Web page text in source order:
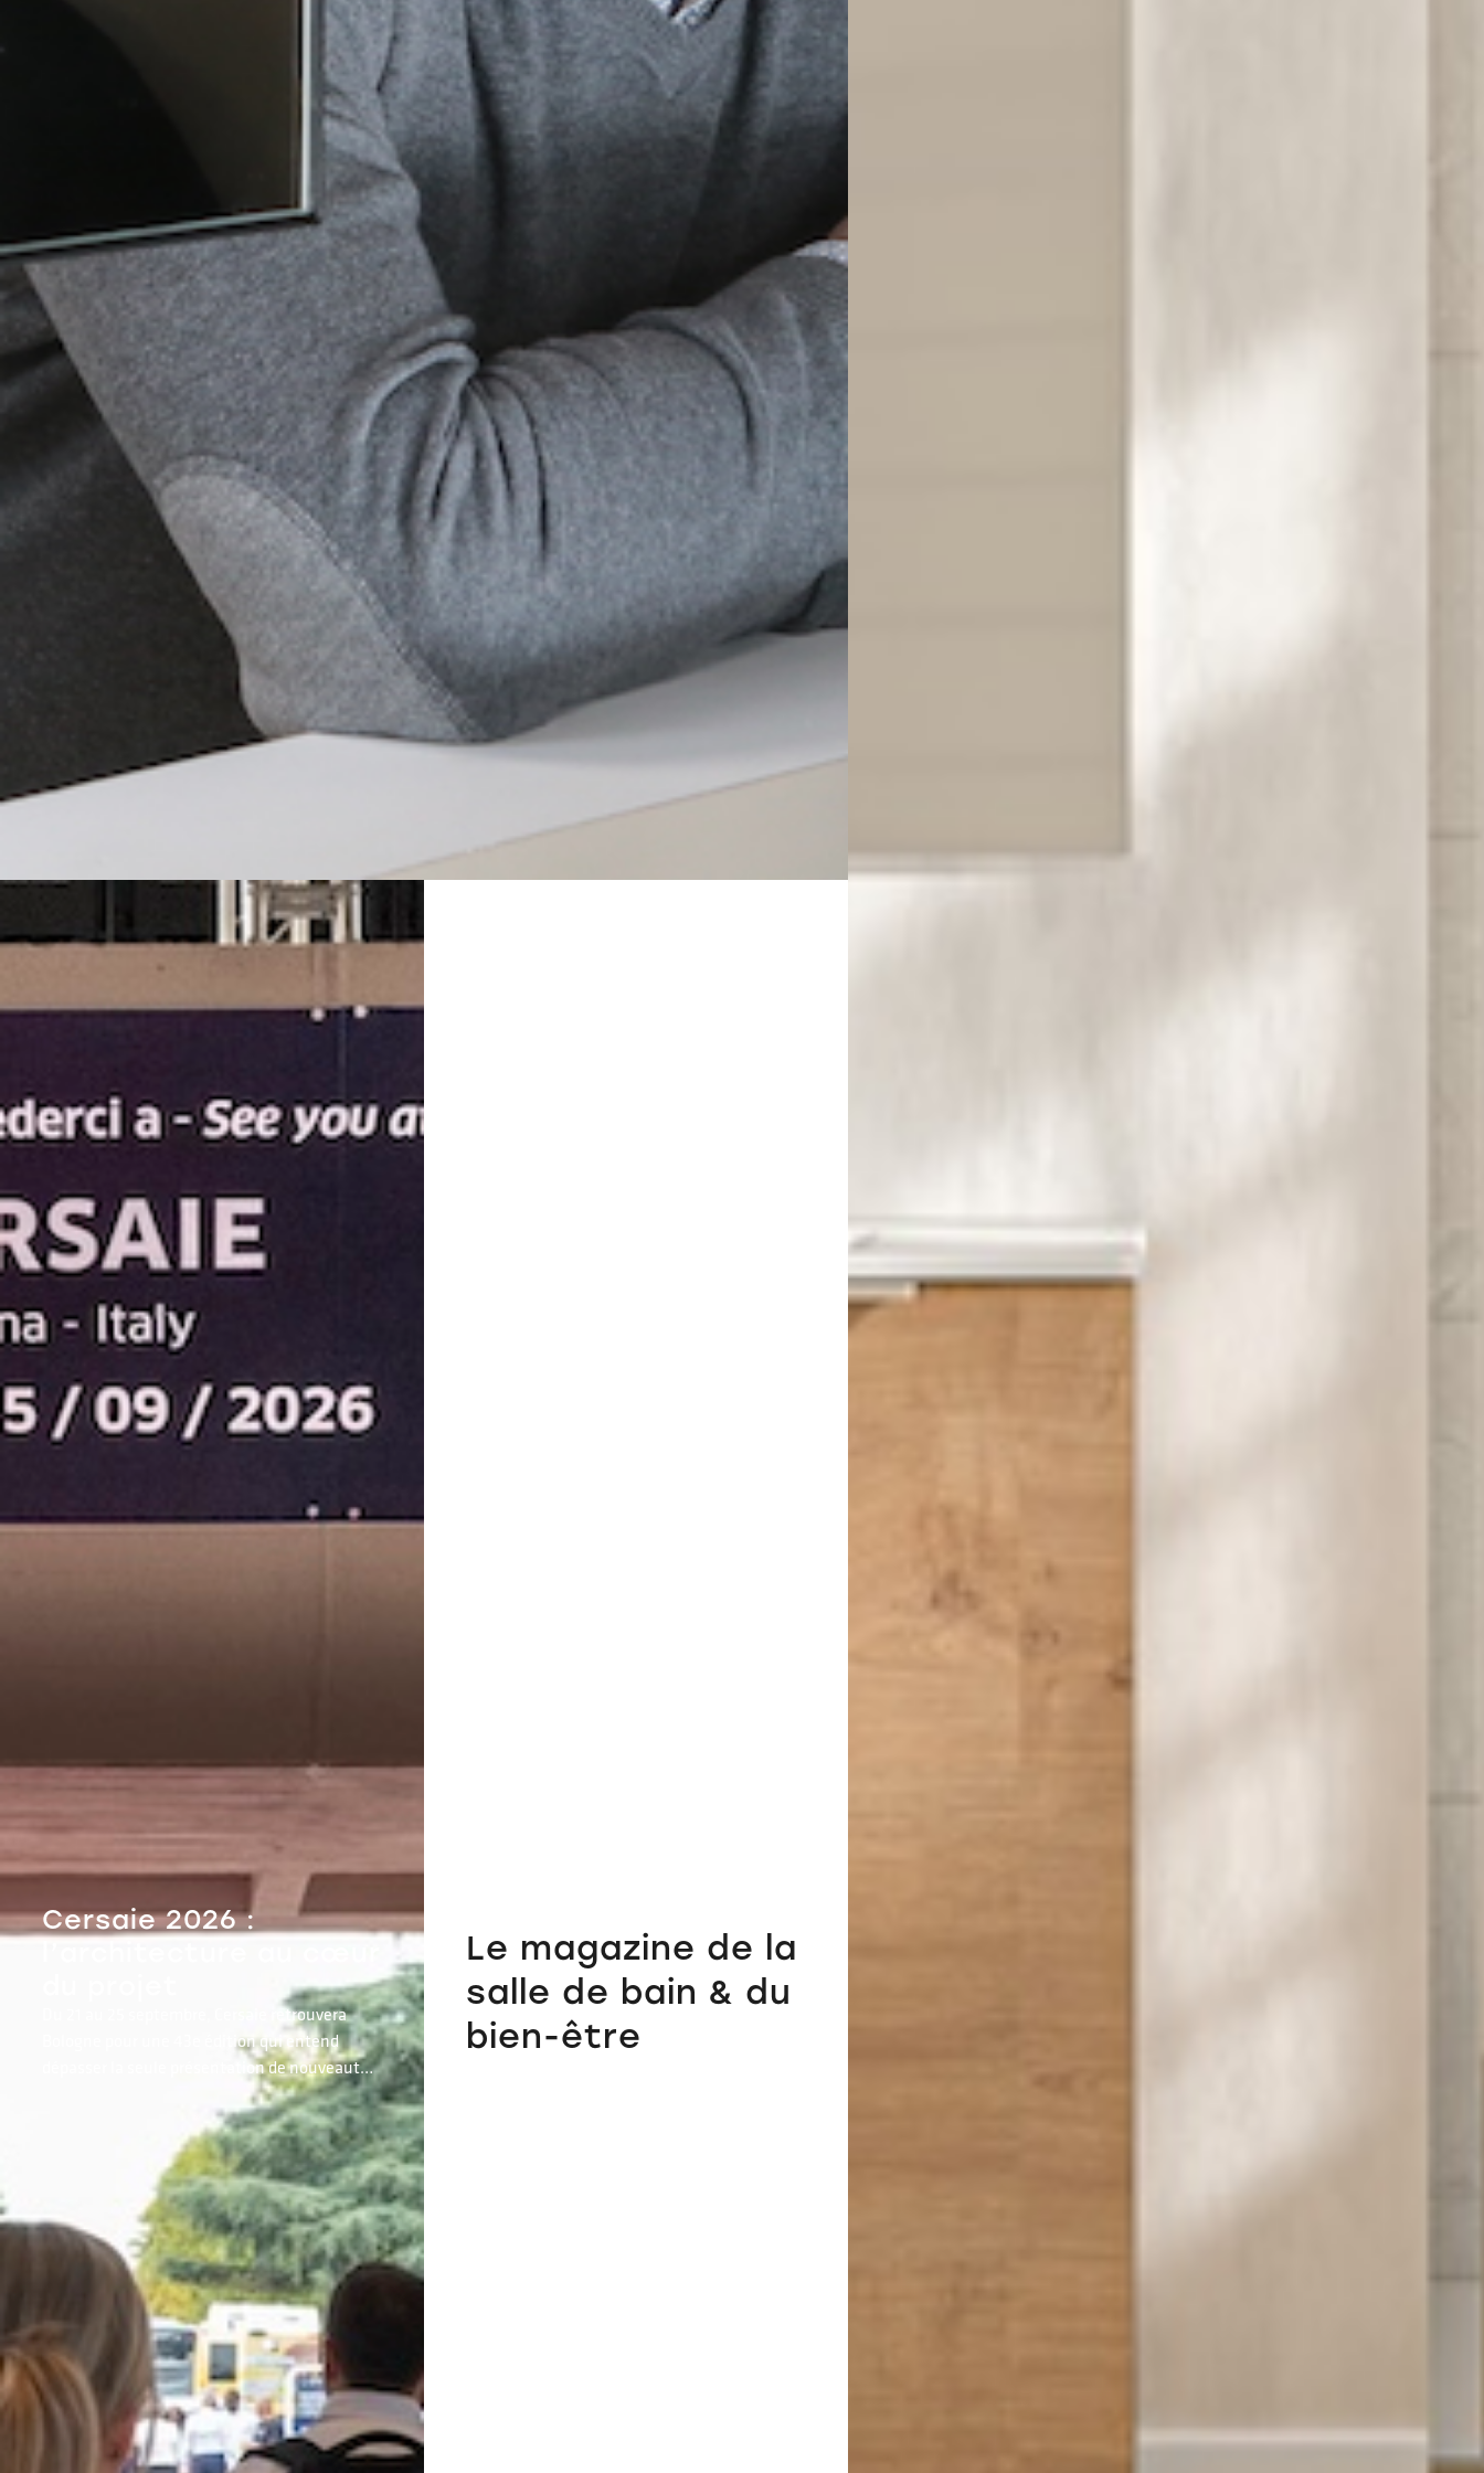
Cersaie 2026 :
Du 21 au 25 septembre, Cersaie retrouvera
Bologne pour une 43e édition qui entend
dépasser la seule présentation de nouveautés
en matière de céramique et d’aménagement
Le magazine de la
salle de bain & du
bien-être